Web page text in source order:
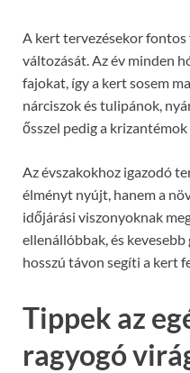
A kert tervezésekor fontos
változását. Az év minden
fajokat, így a kert sosem
nárciszok és tulipánok,
ősszel pedig a
Az évszakokhoz igazodó
élményt nyújt, hanem a
időjárási viszonyoknak
ellenállóbbak, és
hosszú távon segíti a kert
Tippek az
ragyogó